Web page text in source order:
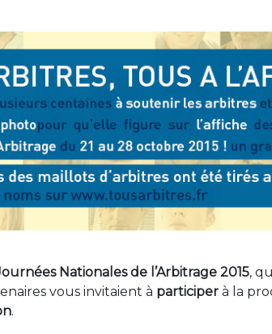
Nationales de l’Arbitrage 2015,
vous invitaient à participer à la
.